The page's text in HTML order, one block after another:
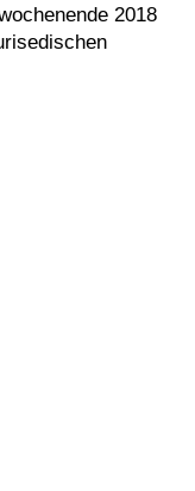
2018